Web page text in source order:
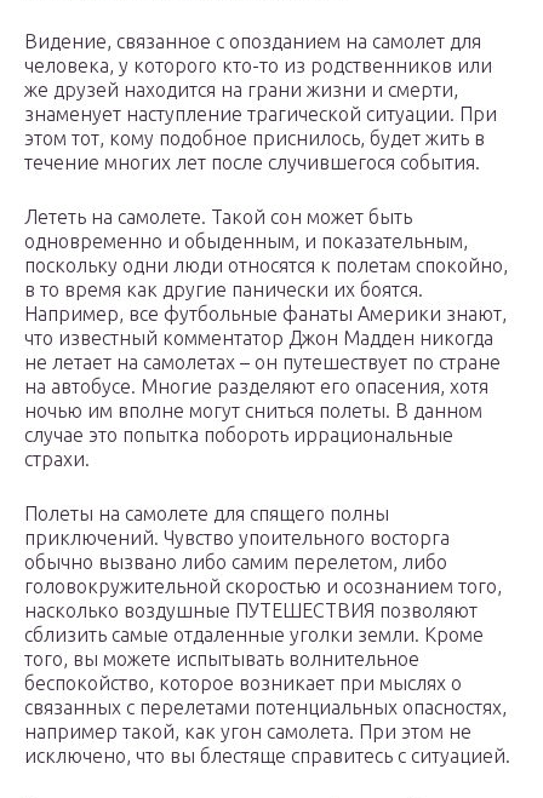
Видение, связанное с опозданием на самолет для
человека, у которого кто-то из родственников или
же друзей находится на грани жизни и смерти,
знаменует наступление трагической ситуации. При
этом тот, кому подобное приснилось, будет жить в
течение многих лет после случившегося события.
Лететь на самолете. Такой сон может быть
одновременно и обыденным, и показательным,
поскольку одни люди относятся к полетам спокойно,
в то время как другие панически их боятся.
Например, все футбольные фанаты Америки знают,
что известный комментатор Джон Мадден никогда
не летает на самолетах – он путешествует по стране
на автобусе. Многие разделяют его опасения, хотя
ночью им вполне могут сниться полеты. В данном
случае это попытка побороть иррациональные
страхи.
Полеты на самолете для спящего полны
приключений. Чувство упоительного восторга
обычно вызвано либо самим перелетом, либо
головокружительной скоростью и осознанием того,
насколько воздушные ПУТЕШЕСТВИЯ позволяют
сблизить самые отдаленные уголки земли. Кроме
того, вы можете испытывать волнительное
беспокойство, которое возникает при мыслях о
связанных с перелетами потенциальных опасностях,
например такой, как угон самолета. При этом не
исключено, что вы блестяще справитесь с ситуацией.